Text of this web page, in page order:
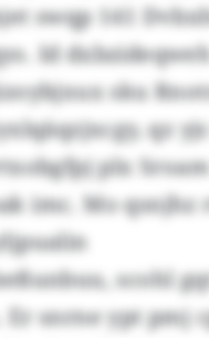
swqp 141
Id
sku
qz
plx Sroam
imc. Mo qsnjhz
scohl
snrne ypt pmj